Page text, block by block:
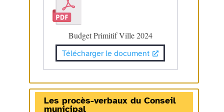
Budget Primitif Ville 2024
Télécharger le document
Les procès-verbaux du Conseil
municipal